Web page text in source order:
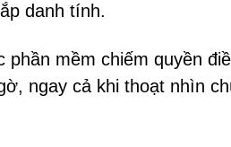
danh tính.
mềm chiếm quyền
ngay cả khi thoạt nhìn